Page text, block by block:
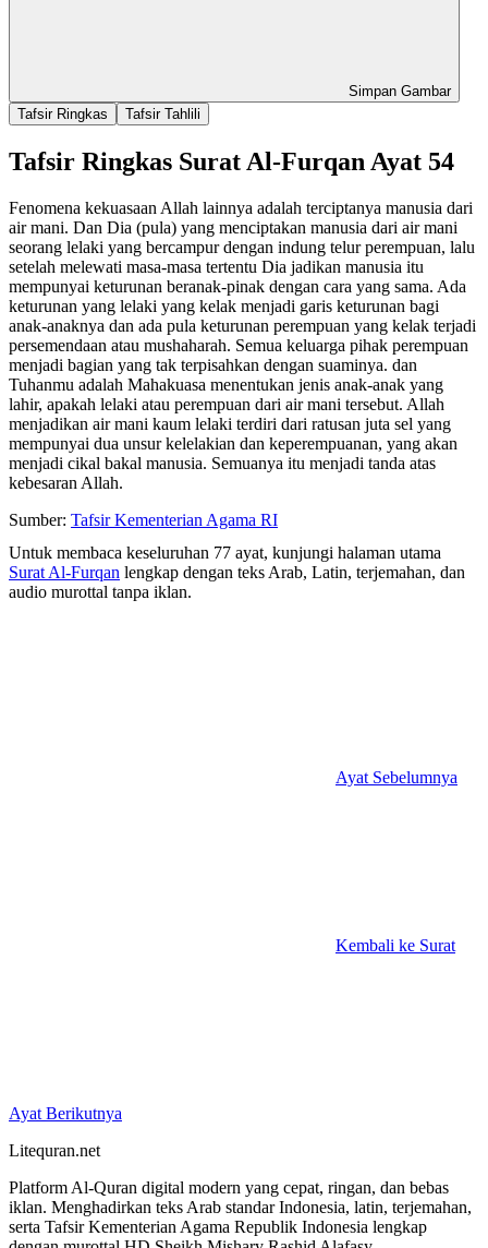
Simpan Gambar
Tafsir Ringkas
Tafsir Tahlili
Tafsir Ringkas Surat Al-Furqan Ayat 54
Fenomena kekuasaan Allah lainnya adalah terciptanya manusia dari
air mani. Dan Dia (pula) yang menciptakan manusia dari air mani
seorang lelaki yang bercampur dengan indung telur perempuan, lalu
setelah melewati masa-masa tertentu Dia jadikan manusia itu
mempunyai keturunan beranak-pinak dengan cara yang sama. Ada
keturunan yang lelaki yang kelak menjadi garis keturunan bagi
anak-anaknya dan ada pula keturunan perempuan yang kelak terjadi
persemendaan atau mushaharah. Semua keluarga pihak perempuan
menjadi bagian yang tak terpisahkan dengan suaminya. dan
Tuhanmu adalah Mahakuasa menentukan jenis anak-anak yang
lahir, apakah lelaki atau perempuan dari air mani tersebut. Allah
menjadikan air mani kaum lelaki terdiri dari ratusan juta sel yang
mempunyai dua unsur kelelakian dan keperempuanan, yang akan
menjadi cikal bakal manusia. Semuanya itu menjadi tanda atas
kebesaran Allah.
Sumber: Tafsir Kementerian Agama RI
Untuk membaca keseluruhan 77 ayat, kunjungi halaman utama
Surat Al-Furqan lengkap dengan teks Arab, Latin, terjemahan, dan
audio murottal tanpa iklan.
Ayat Sebelumnya
Kembali ke Surat
Ayat Berikutnya
Litequran.net
Platform Al-Quran digital modern yang cepat, ringan, dan bebas
iklan. Menghadirkan teks Arab standar Indonesia, latin, terjemahan,
serta Tafsir Kementerian Agama Republik Indonesia lengkap